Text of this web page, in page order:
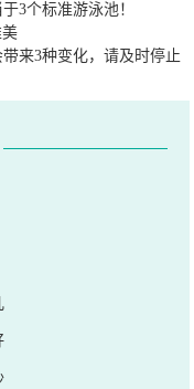
3个标准游泳池！
美
来3种变化，请及时停止